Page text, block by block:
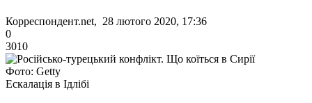
Корреспондент.net, 28 лютого 2020, 17:36
0
3010
Фото: Getty
Ескалація в Ідлібі